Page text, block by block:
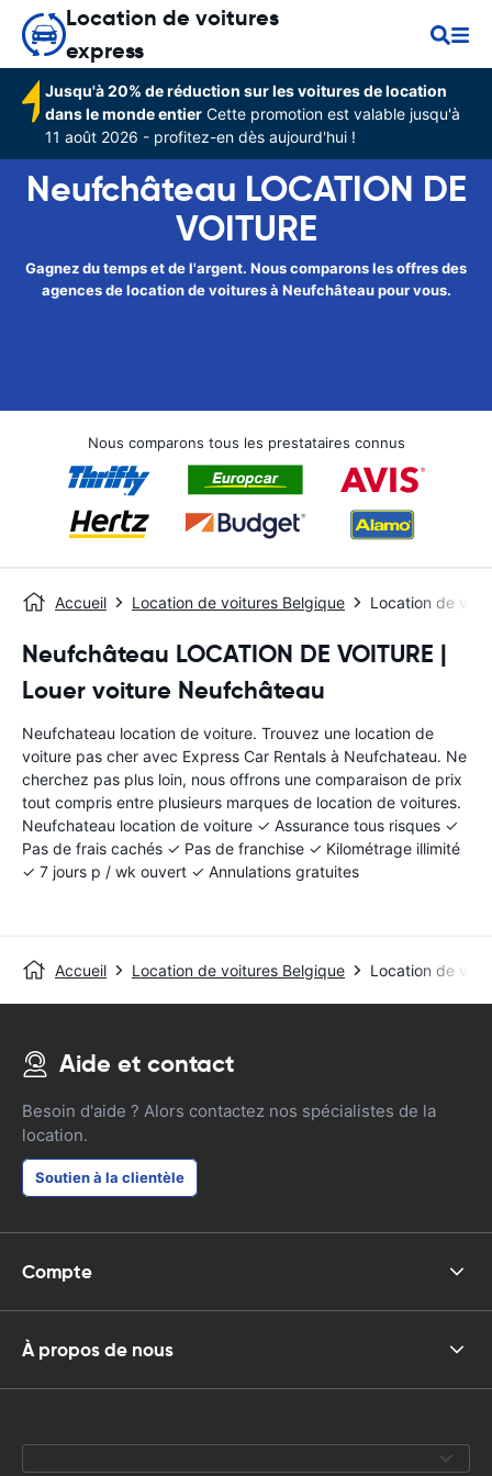
Location de voitures
express
Jusqu'à 20% de réduction sur les voitures de location
dans le monde entier Cette promotion est valable jusqu'à
11 août 2026 - profitez-en dès aujourd'hui !
Neufchâteau LOCATION DE
VOITURE
Gagnez du temps et de l'argent. Nous comparons les offres des
agences de location de voitures à Neufchâteau pour vous.
Nous comparons tous les prestataires connus
Accueil Location de voitures Belgique Location de
Neufchâteau LOCATION DE VOITURE |
Louer voiture Neufchâteau
Neufchateau location de voiture. Trouvez une location de
voiture pas cher avec Express Car Rentals à Neufchateau. Ne
cherchez pas plus loin, nous offrons une comparaison de prix
tout compris entre plusieurs marques de location de voitures.
Neufchateau location de voiture ✓ Assurance tous risques ✓
Pas de frais cachés ✓ Pas de franchise ✓ Kilométrage illimité
✓ 7 jours p / wk ouvert ✓ Annulations gratuites
Accueil Location de voitures Belgique Location de
Aide et contact
Besoin d'aide ? Alors contactez nos spécialistes de la
location.
Soutien à la clientèle
Compte
À propos de nous